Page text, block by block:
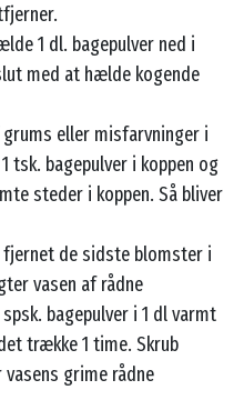
1 dl. bagepulver ned i
med at hælde kogende
eller misfarvninger i
tsk. bagepulver i koppen og
steder i koppen. Så bliver
de sidste blomster i
vasen af rådne
bagepulver i 1 dl varmt
trække 1 time. Skrub
grime rådne